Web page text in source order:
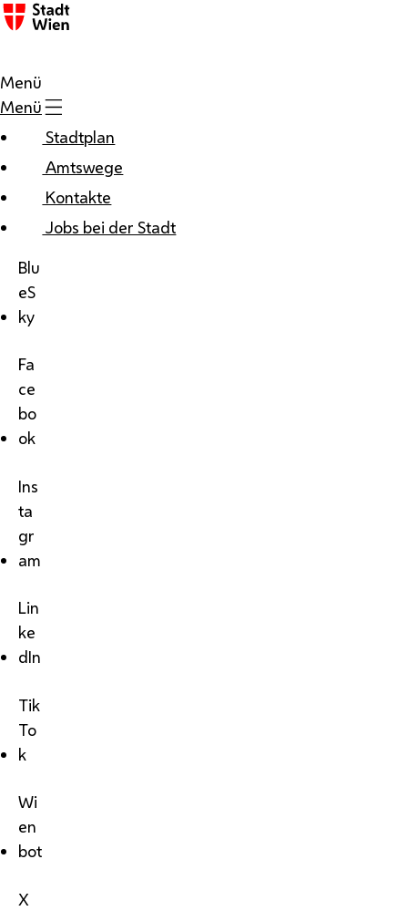
Menü
Menü
Stadtplan
Amtswege
Kontakte
Jobs bei der Stadt
Blu
eS
ky
Fa
ce
bo
ok
Ins
ta
gr
am
Lin
ke
dIn
Tik
To
k
Wi
en
bot
X